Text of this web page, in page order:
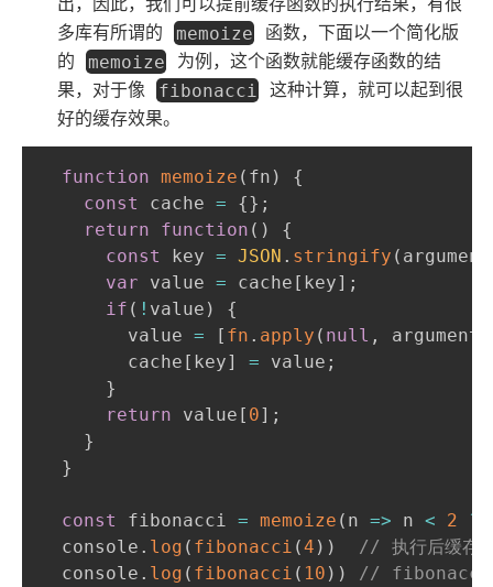
多库有所谓的
memoize
函数，下面以一个简化版
的
memoize
为例，这个函数就能缓存函数的结
果，对于像
fibonacci
这种计算，就可以起到很
好的缓存效果。
function memoize ( fn )
{
const cache = {} ;
return
function ( )
{
const key = JSON . stringify (
var value = cache [ key] ;
if ( ! value )
{
        value
= [ fn . apply ( null , arguments
        cache
[ key] = value ;
}
return value [ 0] ;
}
}
const fibonacci = memoize ( n => n < 2 ?
  console
. log ( fibonacci (4 ) )
// 执行后缓
  console
. log ( fibonacci ( 10 ) ) //